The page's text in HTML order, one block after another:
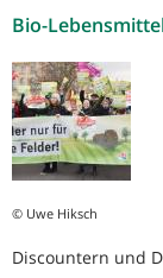
Bio-
© Uwe Hiksch
Discountern und